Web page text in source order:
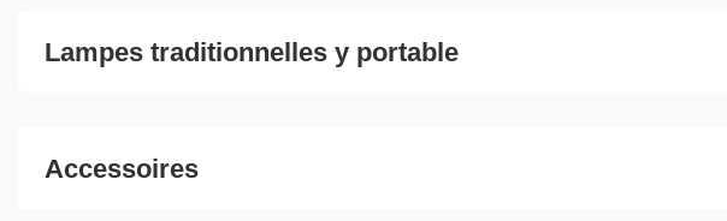
Lampes traditionnelles y portable
Accessoires